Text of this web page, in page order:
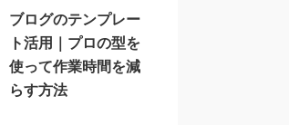
ブログのテンプレー
ト活用｜プロの型を
使って作業時間を減
らす方法